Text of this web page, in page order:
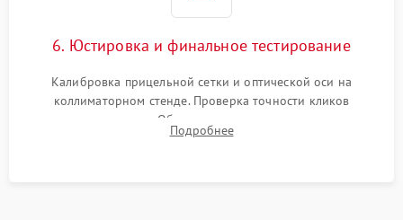
6. Юстировка и финальное тестирование
Калибровка прицельной сетки и оптической оси на
коллиматорном стенде. Проверка точности кликов
механизма поправок. Обязательное испытание прицела на
ударном стенде для проверки устойчивости к отдаче и
Подробнее